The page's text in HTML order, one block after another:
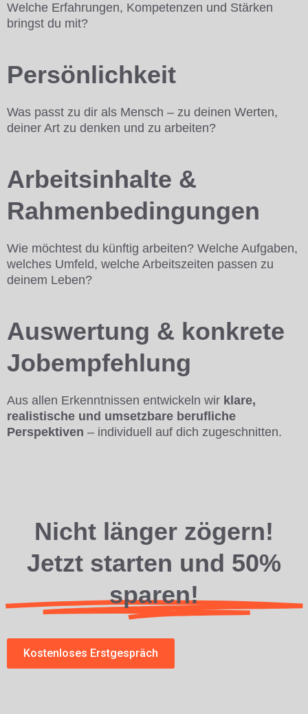
Welche Erfahrungen, Kompetenzen und Stärken
bringst du mit?
Persönlichkeit
Was passt zu dir als Mensch – zu deinen Werten,
deiner Art zu denken und zu arbeiten?
Arbeitsinhalte &
Rahmenbedingungen
Wie möchtest du künftig arbeiten? Welche Aufgaben,
welches Umfeld, welche Arbeitszeiten passen zu
deinem Leben?
Auswertung & konkrete
Jobempfehlung
Aus allen Erkenntnissen entwickeln wir klare,
realistische und umsetzbare berufliche
Perspektiven – individuell auf dich zugeschnitten.
Nicht länger zögern!
Jetzt starten und 50%
sparen!
Kostenloses Erstgespräch